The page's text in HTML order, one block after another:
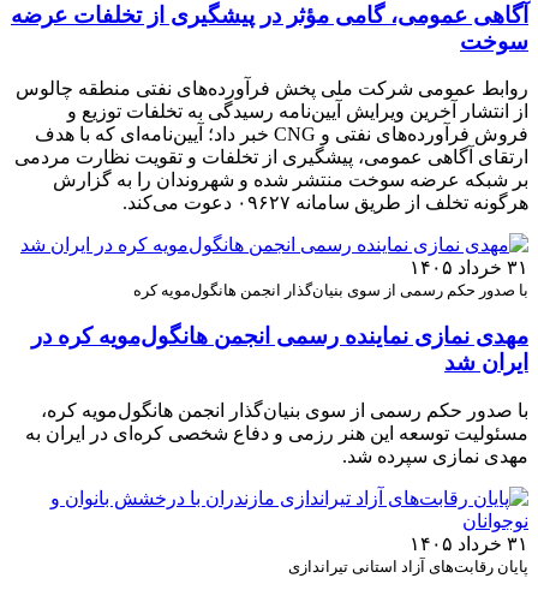
آگاهی عمومی، گامی مؤثر در پیشگیری از تخلفات عرضه
سوخت
روابط عمومی شرکت ملی پخش فرآورده‌های نفتی منطقه چالوس
از انتشار آخرین ویرایش آیین‌نامه رسیدگی به تخلفات توزیع و
فروش فرآورده‌های نفتی و CNG خبر داد؛ آیین‌نامه‌ای که با هدف
ارتقای آگاهی عمومی، پیشگیری از تخلفات و تقویت نظارت مردمی
بر شبکه عرضه سوخت منتشر شده و شهروندان را به گزارش
هرگونه تخلف از طریق سامانه ۰۹۶۲۷ دعوت می‌کند.
۳۱ خرداد ۱۴۰۵
با صدور حکم رسمی از سوی بنیان‌گذار انجمن هانگول‌مویه کره
مهدی نمازی نماینده رسمی انجمن هانگول‌مویه کره در
ایران شد
با صدور حکم رسمی از سوی بنیان‌گذار انجمن هانگول‌مویه کره،
مسئولیت توسعه این هنر رزمی و دفاع شخصی کره‌ای در ایران به
مهدی نمازی سپرده شد.
۳۱ خرداد ۱۴۰۵
پایان رقابت‌های آزاد استانی تیراندازی